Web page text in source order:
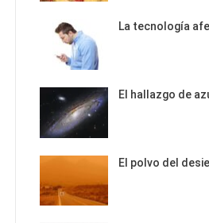
La tecnología
El hallazgo de
El polvo del